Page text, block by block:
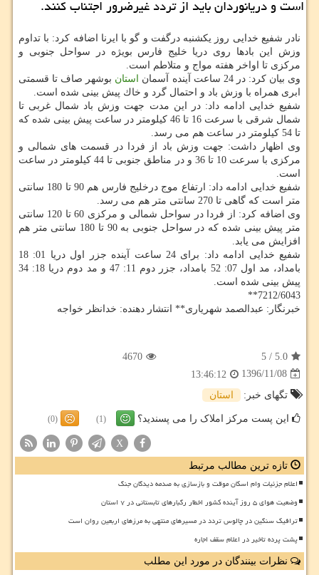
است و دریانوردان باید از تردد غیرضرور اجتناب كنند.
نادر شفیع خدایی روز یكشنبه درگفت و گو با ایرنا اضافه كرد: با تداوم
وزش این بادها روی دریا خلیج فارس بویژه در سواحل جنوبی و
مركزی تا اواخر هفته مواج و متلاطم است.
وی بیان كرد: در 24 ساعت آینده آسمان
استان بوشهر صاف تا قسمتی
ابری همراه با وزش باد و احتمال گرد و خاك پیش بینی شده است.
شفیع خدایی ادامه داد: در این مدت جهت وزش باد شمال غربی تا
شمال شرقی با سرعت 16 تا 46 كیلومتر در ساعت پیش بینی شده كه
تا 54 كیلومتر در ساعت هم می رسد.
وی اظهار داشت: جهت وزش باد از فردا در قسمت های شمالی و
مركزی با سرعت 10 تا 36 و در مناطق جنوبی تا 44 كیلومتر در ساعت
است.
شفیع خدایی ادامه داد: ارتفاع موج درخلیج فارس هم 90 تا 180 سانتی
متر است كه گاهی تا 270 سانتی متر هم می رسد.
وی اضافه كرد: از فردا در سواحل شمالی و مركزی 60 تا 120 سانتی
متر پیش بینی شده كه در سواحل جنوبی به 90 تا 180 سانتی متر هم
افزایش می یابد.
شفیع خدایی ادامه داد: برای 24 ساعت آینده جزر اول دریا 01: 18
بامداد، مد اول 07: 52 بامداد، جزر دوم 11: 47 و مد دوم دریا 18: 34
پیش بینی شده است.
7212/6043**
خبرنگار: عبدالصمد شهریاری** انتشار دهنده: خدانظر خواجه
5.0
/
5
4670
1396/11/08
13:46:12
تگهای خبر:
استان
این پست مرکز املاک را می پسندید؟ (1)
(0)
X
تازه ترین مطالب مرتبط
اعلام جزئیات وام اسکان موقت و بازسازی به صدمه دیدگان جنگ
وضعیت هوای ۵ روز آینده کشور اخطار رگبارهای تابستانی در ۷ استان
ترافیک سنگین در چالوس تردد در مسیرهای منتهی به مرزهای اربعین روان است
پشت پرده تاخیر در اعلام سقف اجاره
نظرات بینندگان در مورد این مطلب